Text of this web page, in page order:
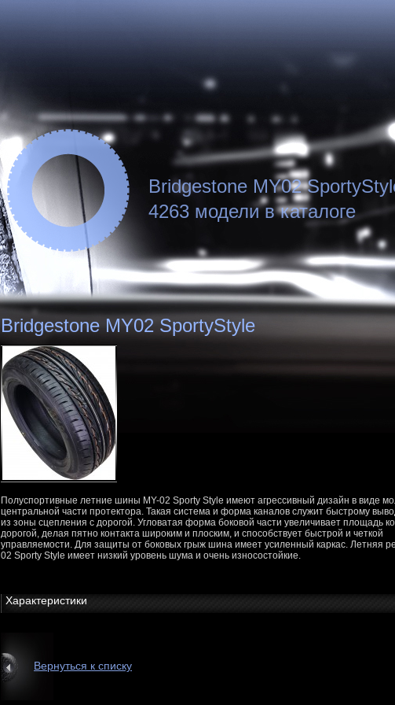
Bridgestone MY02
4263 модели в каталоге
Bridgestone MY02 SportyStyle
Полуспортивные летние шины MY-02 Sporty Style имеют агрессивный дизайн в виде
центральной части протектора. Такая система и форма каналов служит быстрому
из зоны сцепления с дорогой. Угловатая форма боковой части увеличивает площадь
дорогой, делая пятно контакта широким и плоским, и способствует быстрой и четкой
управляемости. Для защиты от боковых грыж шина имеет усиленный каркас. Летняя
02 Sporty Style имеет низкий уровень шума и очень износостойкие.
Характеристики
Вернуться к списку